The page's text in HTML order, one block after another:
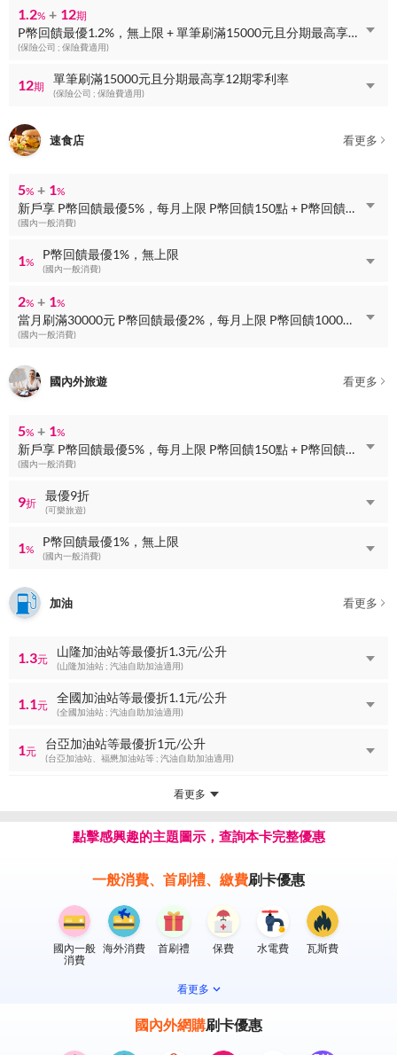
1.2% + 12期
P幣回饋最優1.2%，無上限 + 單筆刷滿15000元且分期最高享12期零利率
(保險公司 ; 保險費適用)
12期
單筆刷滿15000元且分期最高享12期零利率
(保險公司 ; 保險費適用)
速食店 看更多
5% + 1%
新戶享 P幣回饋最優5%，每月上限 P幣回饋150點 + P幣回饋最優1%，無上限
(國內一般消費)
1%
P幣回饋最優1%，無上限
(國內一般消費)
2% + 1%
當月刷滿30000元 P幣回饋最優2%，每月上限 P幣回饋1000點 + P幣回饋最優1%，無上限
(國內一般消費)
國內外旅遊 看更多
5% + 1%
新戶享 P幣回饋最優5%，每月上限 P幣回饋150點 + P幣回饋最優1%，無上限
(國內一般消費)
9折
最優9折
(可樂旅遊)
1%
P幣回饋最優1%，無上限
(國內一般消費)
加油 看更多
1.3元
山隆加油站等最優折1.3元/公升
(山隆加油站 ; 汽油自助加油適用)
1.1元
全國加油站等最優折1.1元/公升
(全國加油站 ; 汽油自助加油適用)
1元
台亞加油站等最優折1元/公升
(台亞加油站、福懋加油站等 ; 汽油自助加油適用)
看更多
點擊感興趣的主題圖示，查詢本卡完整優惠
一般消費、首刷禮、繳費刷卡優惠
國內一般
消費
海外消費 首刷禮 保費 水電費 瓦斯費
看更多
國內外網購刷卡優惠